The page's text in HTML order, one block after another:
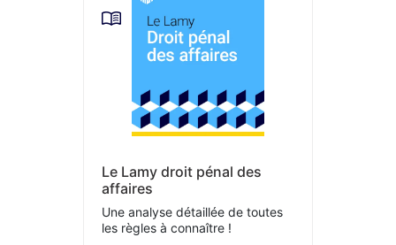
Le Lamy droit pénal des
affaires
Une analyse détaillée de toutes
les règles à connaître !